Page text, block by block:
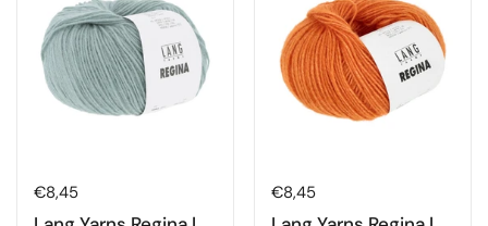
Prijs:
€8,45 Prijs:
€8,45